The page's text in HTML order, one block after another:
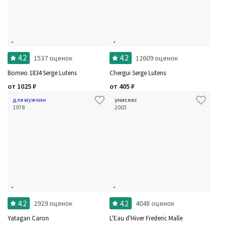
4.2 1537 оценок
Borneo 1834 Serge Lutens
от 1025₽
4.2 12609 оценок
Chergui Serge Lutens
от 405₽
для мужчин
1978
4.2 2929 оценок
Yatagan Caron
унисекс
2003
4.2 4048 оценок
L'Eau d'Hiver Frederic Malle